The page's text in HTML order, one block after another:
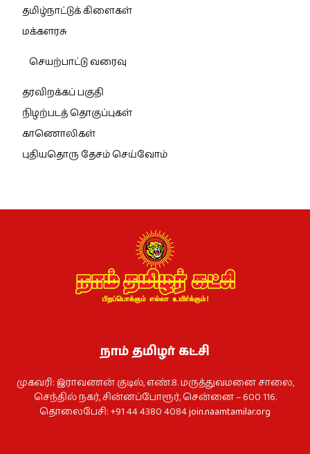
தமிழ்நாட்டுக் கிளைகள்
மக்களரசு
செயற்பாட்டு வரைவு
தரவிறக்கப் பகுதி
நிழற்படத் தொகுப்புகள்
காணொலிகள்
புதியதொரு தேசம் செய்வோம்
நாம் தமிழர் கட்சி
முகவரி: இராவணன் குடில், எண்.8. மருத்துவமனை சாலை,
செந்தில் நகர், சின்னப்போரூர், சென்னை – 600 116.
தொலைபேசி: +91 44 4380 4084join.naamtamilar.org